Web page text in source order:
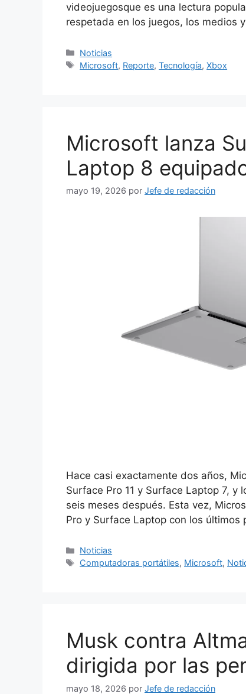
videojuegosque es una lectura
respetada en los juegos, los medios
Categorías
Noticias
Etiquetas
Microsoft, Reporte,Tecnología,Xbox
Microsoft lanza
Laptop 8
mayo 19, 2026 por Jefe de redacción
Hace casi exactamente dos años,
Surface Pro 11 y Surface Laptop 7,
seis meses después. Esta vez,
Pro y Surface Laptop con los
Categorías
Noticias
Etiquetas
Computadoras portátiles, Microsoft,
Musk contra
dirigida por las
mayo 18, 2026 por Jefe de redacción